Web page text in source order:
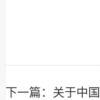
下一篇：关于中